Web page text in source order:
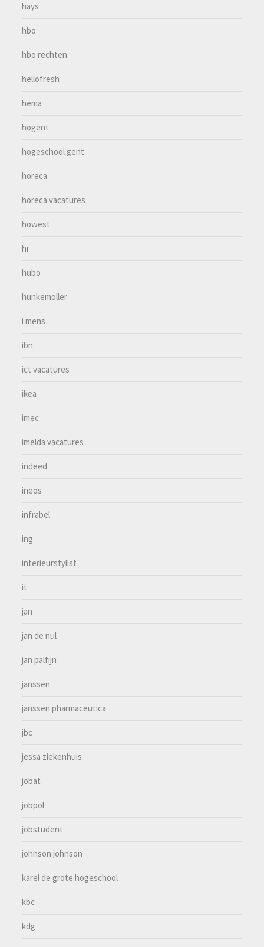
hays
hbo
hbo rechten
hellofresh
hema
hogent
hogeschool gent
horeca
horeca vacatures
howest
hr
hubo
hunkemoller
i mens
ibn
ict vacatures
ikea
imec
imelda vacatures
indeed
ineos
infrabel
ing
interieurstylist
it
jan
jan de nul
jan palfijn
janssen
janssen pharmaceutica
jbc
jessa ziekenhuis
jobat
jobpol
jobstudent
johnson johnson
karel de grote hogeschool
kbc
kdg